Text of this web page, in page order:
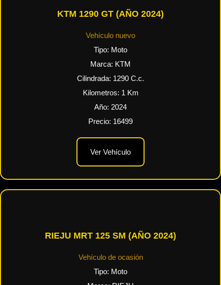
KTM 1290 GT (AÑO 2024)
Vehículo nuevo
Tipo: Moto
Marca: KTM
Cilindrada: 1290 C.c.
Kilometros: 1 Km
Año: 2024
Precio: 16499
Ver Vehículo
RIEJU MRT 125 SM (AÑO 2024)
Vehículo de ocasión
Tipo: Moto